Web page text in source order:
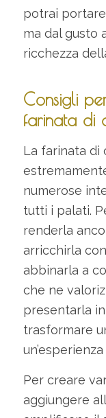
potrai
ma dal gusto
ricchezza
Consigli
farinata di
La farinata di
numerose
tutti i palati.
renderla
arricchirla
abbinarla a
che ne
presentarla
trasformare
Per creare
aggiungere